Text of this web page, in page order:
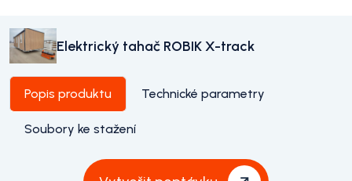
Elektrický tahač ROBIK X-track
Popis produktu Technické parametry
Soubory ke stažení